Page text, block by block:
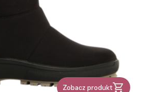
Zobacz produkt